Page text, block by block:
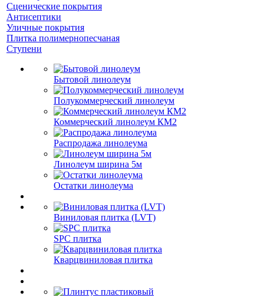
Сценические покрытия
Антисептики
Уличные покрытия
Плитка полимернопесчаная
Ступени
Бытовой линолеум
Полукоммерческий линолеум
Коммерческий линолеум КМ2
Распродажа линолеума
Линолеум ширина 5м
Остатки линолеума
Виниловая плитка (LVT)
SPC плитка
Кварцвиниловая плитка